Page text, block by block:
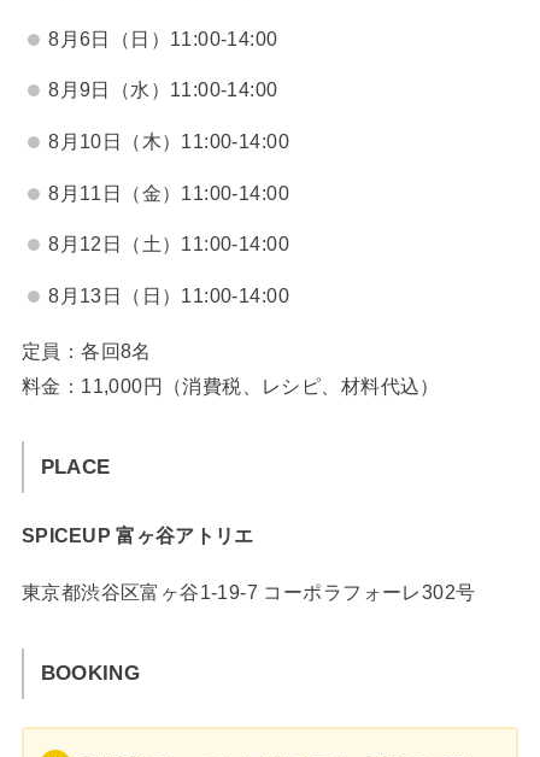
8月6日（日）11:00-14:00
8月9日（水）11:00-14:00
8月10日（木）11:00-14:00
8月11日（金）11:00-14:00
8月12日（土）11:00-14:00
8月13日（日）11:00-14:00
定員：各回8名
料金：11,000円（消費税、レシピ、材料代込）
PLACE
SPICEUP 富ヶ谷アトリエ
東京都渋谷区富ヶ谷1-19-7 コーポラフォーレ302号
BOOKING